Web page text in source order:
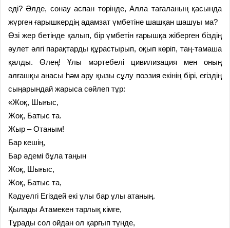
еді? Әлде, сонау аспан төрінде, Алла тағаланың қасында
жүрген ғарышкердің адамзат үмбетіне шашқан шашуы ма?
Өзі жер бетінде қалып, бір үмбетін ғарышқа жіберген біздің
әулет әлгі парақтарды құрастырып, оқып көріп, таң-тамаша
қалды. Өлең! Ұлы мәртебелі цивилизация мен оның
алғашқы анасы һәм ару қызы сұлу поэзия екінің бірі, егіздің
сыңарындай жарыса сөйлеп тұр:
«Жоқ, Шығыс,
Жоқ, Батыс та.
Жыр – Отаным!
Бар кешің,
Бар әдемі бұла таңын
Жоқ, Шығыс,
Жоқ, Батыс та,
Кәдуелгі Егіздей екі ұлы бар ұлы атаның.
Қылады Атамекен тарлық кімге,
Тұрады сол ойдан ол қарғып түнде,